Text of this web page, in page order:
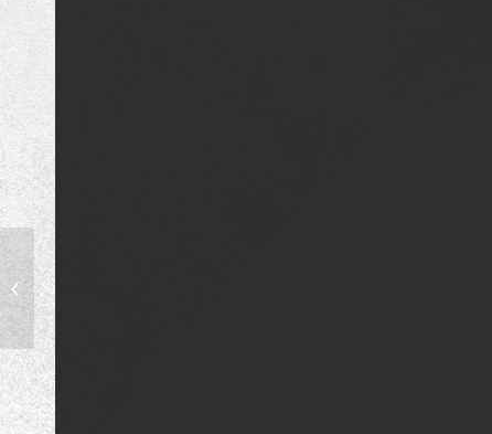
KERJA-KERJA NAIKTARAF DAN LAIN-
LAIN KERJA BERKAITAN DI INSTITUT
PENDIDIKAN GURU...